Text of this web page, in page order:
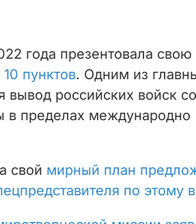
года презентовала
пунктов. Одним из
вывод российских войск
в пределах международно
свой мирный план
по этому